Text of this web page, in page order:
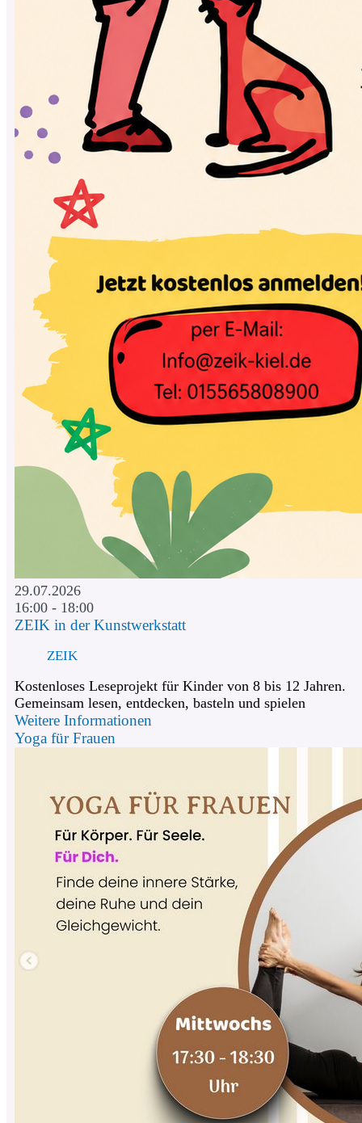
29.07.2026
16:00 - 18:00
ZEIK in der Kunstwerkstatt
ZEIK
Kostenloses Leseprojekt für Kinder von 8 bis 12 Jahren.
Gemeinsam lesen, entdecken, basteln und spielen
Weitere Informationen
Yoga für Frauen